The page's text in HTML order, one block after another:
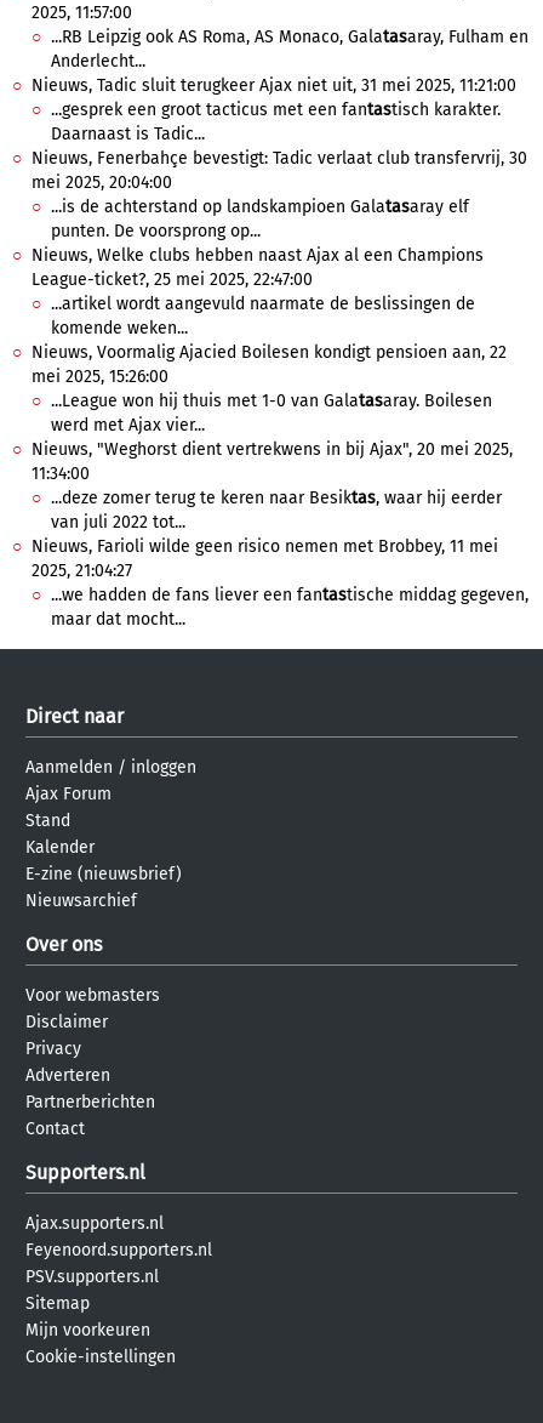
2025, 11:57:00
...RB Leipzig ook AS Roma, AS Monaco, Galatasaray, Fulham en
Anderlecht...
Nieuws, Tadic sluit terugkeer Ajax niet uit, 31 mei 2025, 11:21:00
...gesprek een groot tacticus met een fantastisch karakter.
Daarnaast is Tadic...
Nieuws, Fenerbahçe bevestigt: Tadic verlaat club transfervrij, 30
mei 2025, 20:04:00
...is de achterstand op landskampioen Galatasaray elf
punten. De voorsprong op...
Nieuws, Welke clubs hebben naast Ajax al een Champions
League-ticket?, 25 mei 2025, 22:47:00
...artikel wordt aangevuld naarmate de beslissingen de
komende weken...
Nieuws, Voormalig Ajacied Boilesen kondigt pensioen aan, 22
mei 2025, 15:26:00
...League won hij thuis met 1-0 van Galatasaray. Boilesen
werd met Ajax vier...
Nieuws, "Weghorst dient vertrekwens in bij Ajax", 20 mei 2025,
11:34:00
...deze zomer terug te keren naar Besiktas, waar hij eerder
van juli 2022 tot...
Nieuws, Farioli wilde geen risico nemen met Brobbey, 11 mei
2025, 21:04:27
...we hadden de fans liever een fantastische middag gegeven,
maar dat mocht...
Direct naar
Aanmelden / inloggen
Ajax Forum
Stand
Kalender
E-zine (nieuwsbrief)
Nieuwsarchief
Over ons
Voor webmasters
Disclaimer
Privacy
Adverteren
Partnerberichten
Contact
Supporters.nl
Ajax.supporters.nl
Feyenoord.supporters.nl
PSV.supporters.nl
Sitemap
Mijn voorkeuren
Cookie-instellingen